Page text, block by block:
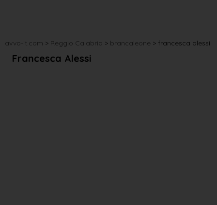
avvo-it.com > Reggio Calabria > brancaleone > francesca alessi
Francesca Alessi